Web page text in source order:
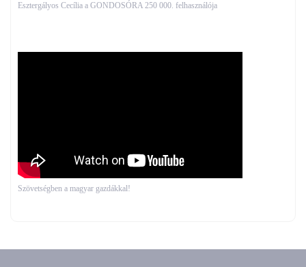
Esztergályos Cecília a GONDOSÓRA 250 000. felhasználója
Szövetségben a magyar gazdákkal!